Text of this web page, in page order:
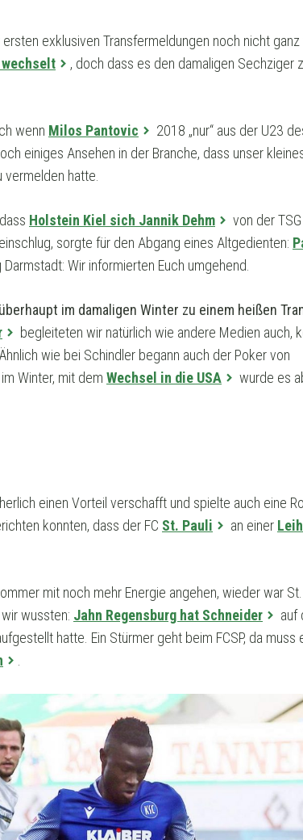
exklusiven Transfermeldungen noch nicht
, doch dass es den damaligen Sechziger
wenn Milos Pantovic
2018 „nur“ aus der U23
einiges Ansehen in der Branche, dass unser
vermelden hatte.
Holstein Kiel sich Jannik Dehm
von der
sorgte für den Abgang eines Altgedienten:
Wir informierten Euch umgehend.
im damaligen Winter zu einem heißen
begleiteten wir natürlich wie andere Medien auch,
wie bei Schindler begann auch der Poker von
Winter, mit dem Wechsel in die USA
wurde es
einen Vorteil verschafft und spielte auch eine
konnten, dass der FC St. Pauli an einer
mit noch mehr Energie angehen, wieder war
wussten: Jahn Regensburg hat Schneider
auf
hatte. Ein Stürmer geht beim FCSP, da muss
.